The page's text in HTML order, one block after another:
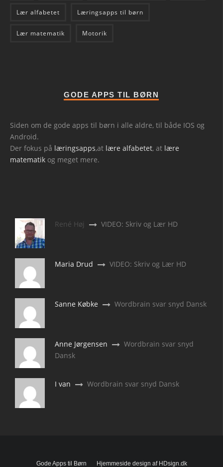
Lær alfabetet Læringsapps til børn
Lær matematik Motorik
GODE APPS TIL BØRN
Siden om de gode apps til børn i alle aldre, til både IOS og
Android.
Der fokus på læringsapps,at lære alfabetet, at lære
matematik og meget mere.
René Høj VIDEO: Skriv og Lær HD
Maria Drud VIDEO: Skriv og Lær HD
Sanne Købke Wordbrain svar snyd Dansk
Anne Jørgensen
Wordbrain svar snyd
Dansk
I van Wordbrain svar snyd Dansk
Gode Apps til Børn Hjemmeside design af HDsign.dk